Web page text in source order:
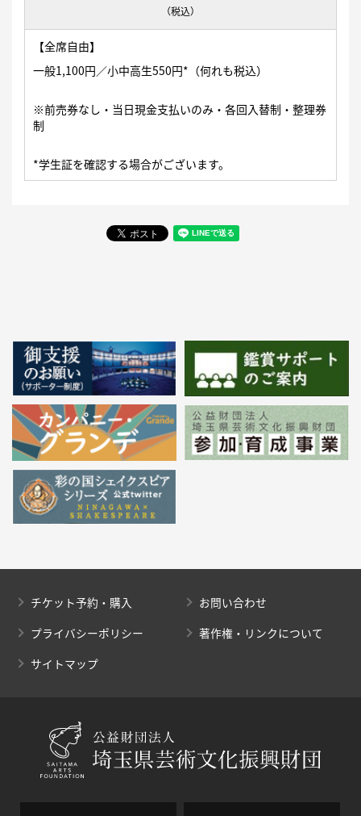
（税込）
【全席自由】
一般1,100円／小中高生550円*（何れも税込）
※前売券なし・当日現金支払いのみ・各回入替制・整理券
制
*学生証を確認する場合がございます。
チケット予約・購入
お問い合わせ
プライバシーポリシー
著作権・リンクについて
サイトマップ